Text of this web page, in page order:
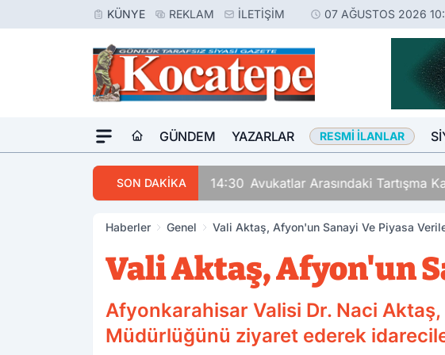
KÜNYE REKLAM İLETIŞIM 07 AĞUSTOS 2026
GÜNDEM YAZARLAR RESMI İLANLAR
SON DAKİKA 14:30 Avukatlar Arasındaki Tartışma
Haberler Genel Vali Aktaş, Afyon'un Sanayi Ve Piyasa
Vali Aktaş, Afyon'un
Afyonkarahisar Valisi Dr. Naci
Müdürlüğünü ziyaret ederek